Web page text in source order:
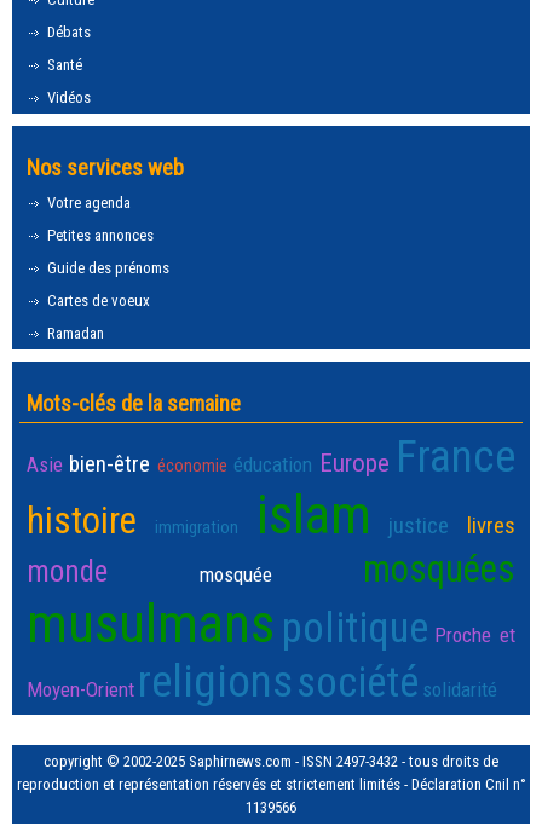
Débats
Santé
Vidéos
Nos services web
Votre agenda
Petites annonces
Guide des prénoms
Cartes de voeux
Ramadan
Mots-clés de la semaine
Asie bien-être économie éducation Europe France
histoire immigration islam justice livres
monde mosquée mosquées
musulmans politique Proche et
Moyen-Orient religionssociété solidarité
copyright © 2002-2025 Saphirnews.com - ISSN 2497-3432 - tous droits de
reproduction et représentation réservés et strictement limités - Déclaration Cnil n°
1139566